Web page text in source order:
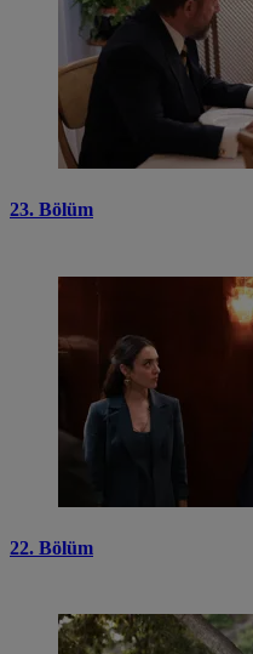
23. Bölüm
22. Bölüm